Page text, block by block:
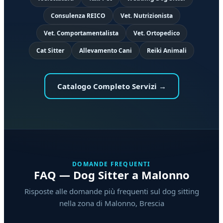
Consulenza REICO Vet. Nutrizionista
Vet. Comportamentalista Vet. Ortopedico
Cat Sitter Allevamento Cani Reiki Animali
Catalogo Completo Servizi →
DOMANDE FREQUENTI
FAQ — Dog Sitter a Malonno
Risposte alle domande più frequenti sul dog sitting
nella zona di Malonno, Brescia